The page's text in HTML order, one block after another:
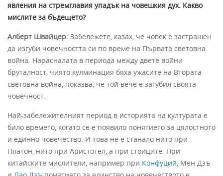
явления на стремглавия упадък на човешкия дух. Какво
мислите за бъдещето?
Алберт Швайцер: Забележете, казах, че човек е застрашен
да изгуби човечността си по време на Първата световна
война. Нарасналата в периода между двете войни
бруталност, чиято кулминация бяха ужасите на Втората
световна война, показва, че той вече е загубил своята
човечност.
Най-забележителният период в историята на културата е
било времето, когато се е появило понятието за цялостното
и единно човечество. И това не е станало нито при
Платон, нито при Аристотел, а при стоиците. При
китайските мислители, например при Конфуций, Мен Дзъ